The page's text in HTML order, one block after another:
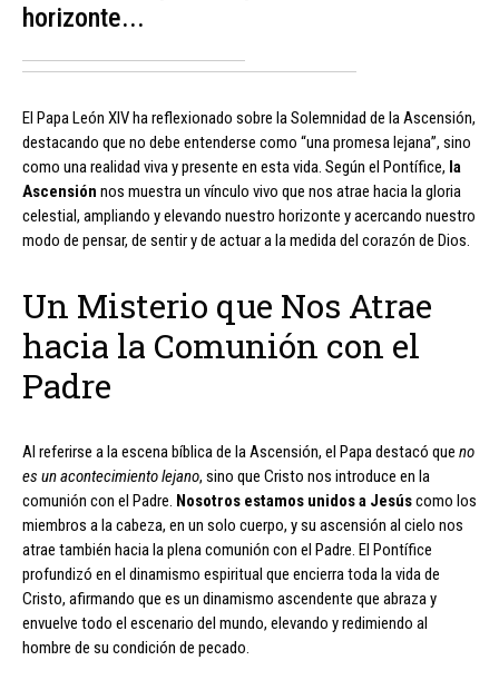
horizonte...
El Papa León XIV ha reflexionado sobre la Solemnidad de la Ascensión,
destacando que no debe entenderse como “una promesa lejana”, sino
como una realidad viva y presente en esta vida. Según el Pontífice, la
Ascensión nos muestra un vínculo vivo que nos atrae hacia la gloria
celestial, ampliando y elevando nuestro horizonte y acercando nuestro
modo de pensar, de sentir y de actuar a la medida del corazón de Dios.
Un Misterio que Nos Atrae
hacia la Comunión con el
Padre
Al referirse a la escena bíblica de la Ascensión, el Papa destacó que no
es un acontecimiento lejano, sino que Cristo nos introduce en la
comunión con el Padre. Nosotros estamos unidos a Jesúscomo los
miembros a la cabeza, en un solo cuerpo, y su ascensión al cielo nos
atrae también hacia la plena comunión con el Padre. El Pontífice
profundizó en el dinamismo espiritual que encierra toda la vida de
Cristo, afirmando que es un dinamismo ascendente que abraza y
envuelve todo el escenario del mundo, elevando y redimiendo al
hombre de su condición de pecado.